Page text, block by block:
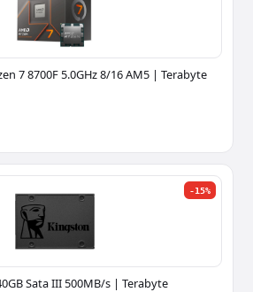
7 8700F 5.0GHz 8/16 AM5 | Terabyte
-15%
Sata III 500MB/s | Terabyte